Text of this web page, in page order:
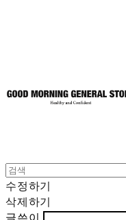
수정하기
삭제하기